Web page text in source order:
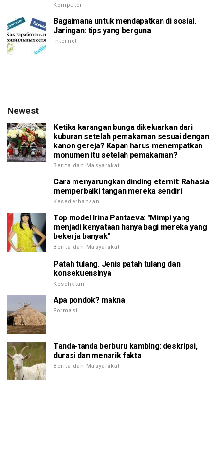
Komputer
Bagaimana untuk mendapatkan di sosial.
Jaringan: tips yang berguna
Internet
Newest
Ketika karangan bunga dikeluarkan dari
kuburan setelah pemakaman sesuai dengan
kanon gereja? Kapan harus menempatkan
monumen itu setelah pemakaman?
Berita dan Masyarakat
Cara menyarungkan dinding eternit: Rahasia
memperbaiki tangan mereka sendiri
Kesederhanaan
Top model Irina Pantaeva: "Mimpi yang
menjadi kenyataan hanya bagi mereka yang
bekerja banyak"
Berita dan Masyarakat
Patah tulang. Jenis patah tulang dan
konsekuensinya
Kesehatan
Apa pondok? makna
Formasi
Tanda-tanda berburu kambing: deskripsi,
durasi dan menarik fakta
Berita dan Masyarakat